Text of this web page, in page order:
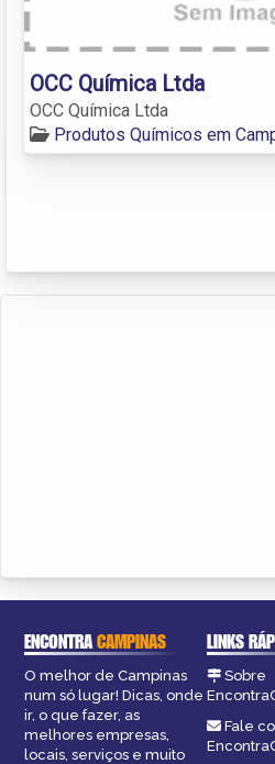
OCC Química Ltda
OCC Química Ltda
Produtos Químicos em
ENCONTRACAMPINAS
O melhor de Campinas
num só lugar! Dicas, onde
ir, o que fazer, as
melhores empresas,
locais, serviços e muito
LINKS
Sobre
Fale